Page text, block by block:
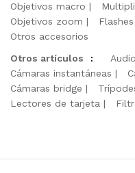
Objetivos macro
Objetivos zoom
Flashes
Otros accesorios
Otros artículos
:
Cámaras instantáneas
Cámaras bridge
Lectores de tarjeta